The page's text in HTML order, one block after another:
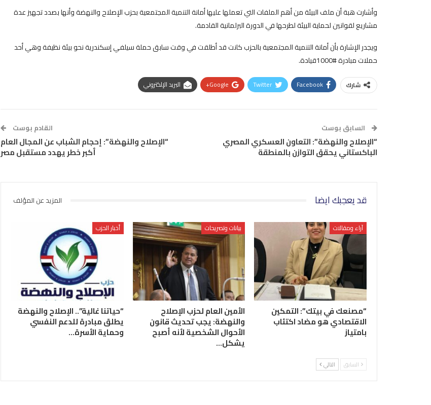
وأشارت هبة أن ملف البيئة من أهم الملفات التي تعملها عليها أمانة التنمية المجتمعية بحزب الإصلاح والنهضة وأنها بصدد تجهيز عدة
مشاريع لقوانين لحماية البيئة لطرحها في الدورة البرلمانية القادمة.
ويجدر الإشارة بأن أمانة التنمية المجتمعية بالحزب كانت قد أطلقت في وقت سابق حملة سيلفي إسكندرية نحو بيئة نظيفة وهي أحد
حملات مبادرة #1000قيادة.
شارك Facebook
Twitter
Google+ البريد الإلكتروني
السابق بوست
“الإصلاح والنهضة”: التعاون العسكري المصري
الباكستاني يحقق التوازن بالمنطقة
القادم بوست
“الإصلاح والنهضة”: إحجام الشباب عن المجال العام
أكبر خطر يهدد مستقبل مصر
قد يعجبك ايضا المزيد عن المؤلف
آراء ومقالات
“مصنعك في بيتك”: التمكين
الاقتصادي هو مضاد اكتئاب
بامتياز
بيانات وتصريحات
الأمين العام لحزب الإصلاح
والنهضة: يجب تحديث قانون
الأحوال الشخصية لأنه أصبح
يشكل…
أخبار الحزب
“حياتنا غالية”.. الإصلاح والنهضة
يطلق مبادرة للدعم النفسي
وحماية الأسرة…
السابق التالي